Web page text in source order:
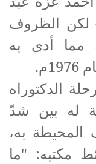
لكن الظروف
مما أدى به
الدكتوراه
له بين شدّ
به،
مكتبه: "ما